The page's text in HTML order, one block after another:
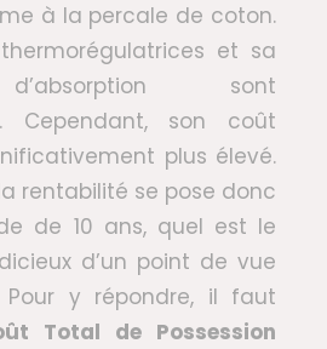
à la percale de coton.
et sa
sont
Cependant, son coût
plus élevé.
rentabilité se pose donc
de 10 ans, quel est le
d’un point de vue
Pour y répondre, il faut
Total de Possession